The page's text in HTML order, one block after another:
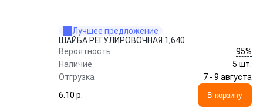
Лучшее предложение
ШАЙБА РЕГУЛИРОВОЧНАЯ 1,640
Вероятность
95%
Наличие
5 шт.
Отгрузка
7 - 9 августа
6.10 p.
В корзину